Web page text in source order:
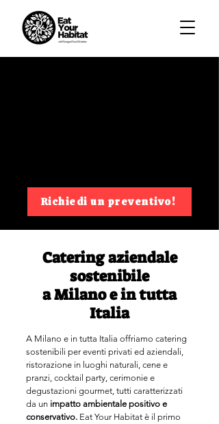
Richiedi un preventivo!
Catering aziendale
sostenibile
a Milano e in tutta
Italia
A Milano e in tutta Italia offriamo catering
sostenibili per eventi privati ed aziendali,
ristorazione in luoghi naturali, cene e
pranzi, cocktail party, cerimonie e
degustazioni gourmet, tutti caratterizzati
da un impatto ambientale positivo e
conservativo. Eat Your Habitat è il primo